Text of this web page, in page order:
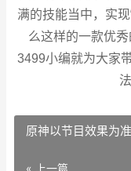
满的技能当中，实现
么这样的一款优
3499小编就为大家
原神以节目效果为
« 上一篇